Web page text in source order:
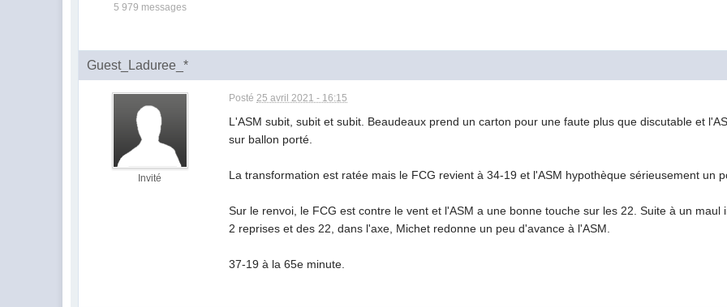
5 979 messages
Guest_Laduree_*
Invité
Posté25 avril 2021 - 16:15
L'ASM subit, subit et subit. Beaudeaux prend un carton pour une faute plus que discutable et
sur ballon porté.
La transformation est ratée mais le FCG revient à 34-19 et l'ASM hypothèque sérieusement un
Sur le renvoi, le FCG est contre le vent et l'ASM a une bonne touche sur les 22. Suite à un
2 reprises et des 22, dans l'axe, Michet redonne un peu d'avance à l'ASM.
37-19 à la 65e minute.